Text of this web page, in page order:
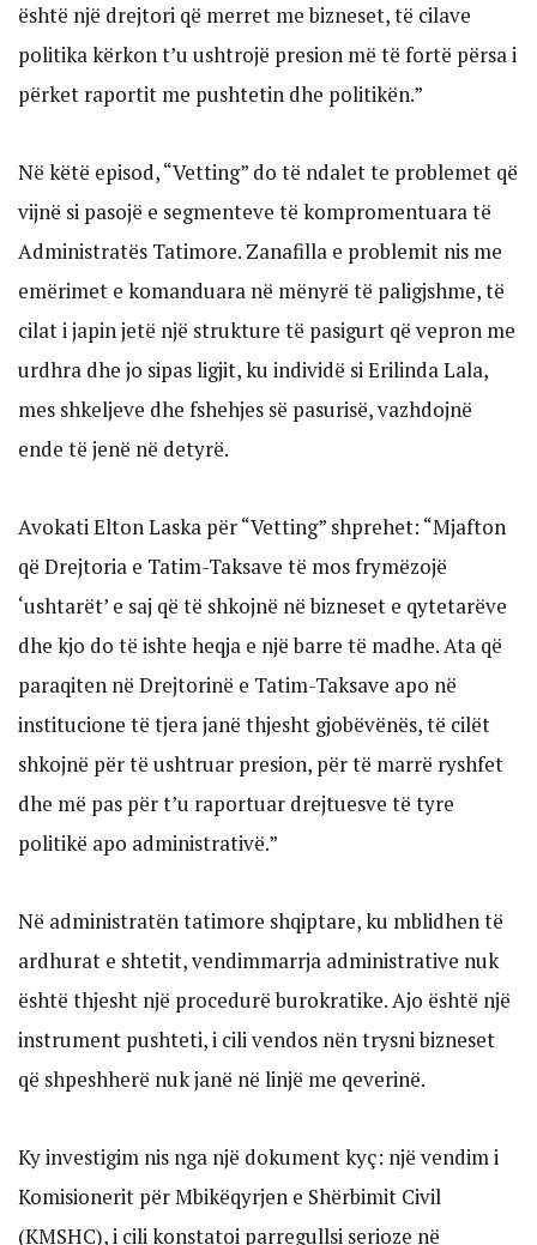
është një drejtori që merret me bizneset, të cilave
politika kërkon t’u ushtrojë presion më të fortë përsa i
përket raportit me pushtetin dhe politikën.”
Në këtë episod, “Vetting” do të ndalet te problemet që
vijnë si pasojë e segmenteve të kompromentuara të
Administratës Tatimore. Zanafilla e problemit nis me
emërimet e komanduara në mënyrë të paligjshme, të
cilat i japin jetë një strukture të pasigurt që vepron me
urdhra dhe jo sipas ligjit, ku individë si Erilinda Lala,
mes shkeljeve dhe fshehjes së pasurisë, vazhdojnë
ende të jenë në detyrë.
Avokati Elton Laska për “Vetting” shprehet: “Mjafton
që Drejtoria e Tatim-Taksave të mos frymëzojë
‘ushtarët’ e saj që të shkojnë në bizneset e qytetarëve
dhe kjo do të ishte heqja e një barre të madhe. Ata që
paraqiten në Drejtorinë e Tatim-Taksave apo në
institucione të tjera janë thjesht gjobëvënës, të cilët
shkojnë për të ushtruar presion, për të marrë ryshfet
dhe më pas për t’u raportuar drejtuesve të tyre
politikë apo administrativë.”
Në administratën tatimore shqiptare, ku mblidhen të
ardhurat e shtetit, vendimmarrja administrative nuk
është thjesht një procedurë burokratike. Ajo është një
instrument pushteti, i cili vendos nën trysni bizneset
që shpeshherë nuk janë në linjë me qeverinë.
Ky investigim nis nga një dokument kyç: një vendim i
Komisionerit për Mbikëqyrjen e Shërbimit Civil
(KMSHC), i cili konstatoi parregullsi serioze në